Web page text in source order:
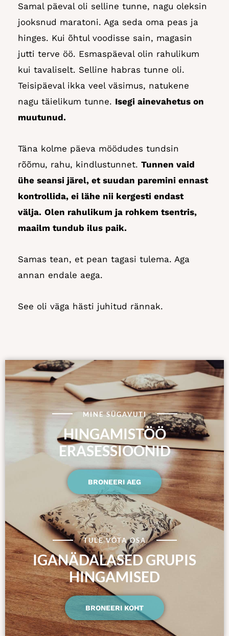
Samal päeval oli selline tunne, nagu oleksin
jooksnud maratoni. Aga seda oma peas ja
hinges. Kui õhtul voodisse sain, magasin
jutti terve öö. Esmaspäeval olin rahulikum
kui tavaliselt. Selline habras tunne oli.
Teisipäeval ikka veel väsimus, natukene
nagu täielikum tunne. Isegi ainevahetus on
muutunud.
Täna kolme päeva möödudes tundsin
rõõmu, rahu, kindlustunnet. Tunnen vaid
ühe seansi järel, et suudan paremini ennast
kontrollida, ei lähe nii kergesti endast
välja. Olen rahulikum ja rohkem tsentris,
maailm tundub ilus paik.
Samas tean, et pean tagasi tulema. Aga
annan endale aega.
See oli väga hästi juhitud rännak.
MINE SÜGAVUTI
HINGAMISTÖÖ
ERASESSIOONID
BRONEERI AEG
TULE VÕTA OSA
IGANÄDALASED GRUPIS
HINGAMISED
BRONEERI KOHT